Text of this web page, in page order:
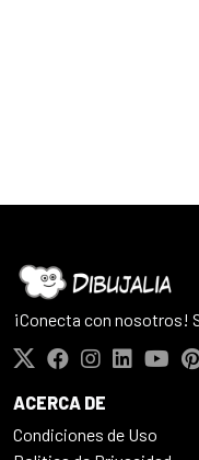
¡Conecta con nosotros!
ACERCA DE
Condiciones de Uso